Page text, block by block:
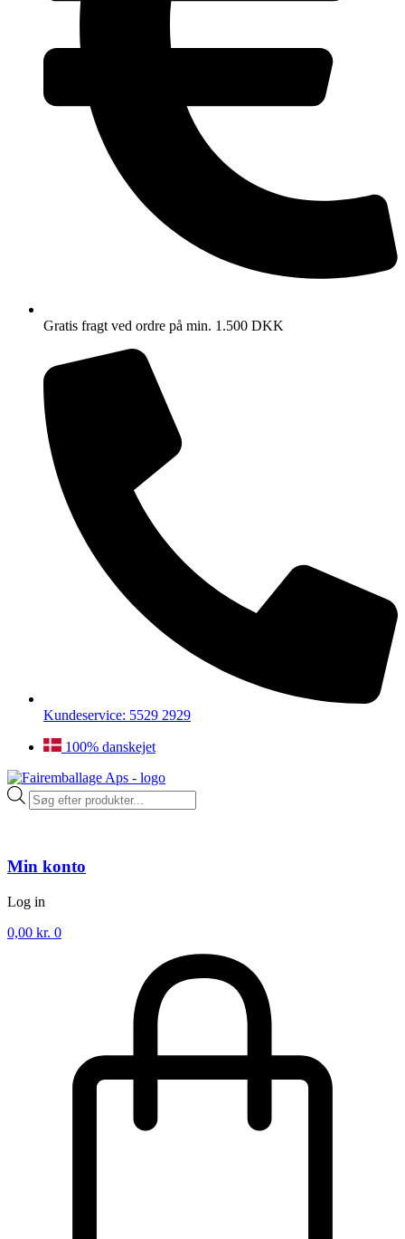
Gratis fragt ved ordre på min. 1.500 DKK
Kundeservice: 5529 2929
100% danskejet
Products
search
Min konto
Log in
0,00 kr. 0